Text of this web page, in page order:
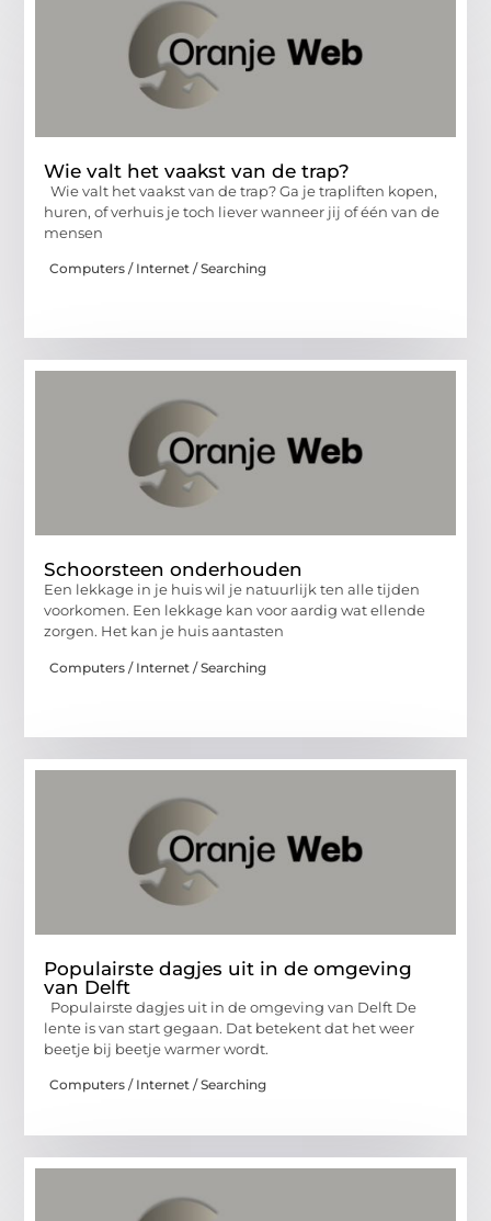
Wie valt het vaakst van de trap?
Wie valt het vaakst van de trap? Ga je trapliften kopen,
huren, of verhuis je toch liever wanneer jij of één van de
mensen
Computers / Internet / Searching
Schoorsteen onderhouden
Een lekkage in je huis wil je natuurlijk ten alle tijden
voorkomen. Een lekkage kan voor aardig wat ellende
zorgen. Het kan je huis aantasten
Computers / Internet / Searching
Populairste dagjes uit in de omgeving
van Delft
Populairste dagjes uit in de omgeving van Delft De
lente is van start gegaan. Dat betekent dat het weer
beetje bij beetje warmer wordt.
Computers / Internet / Searching